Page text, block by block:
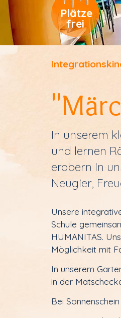
Plätze
frei
In unserem
und lernen
erobern in
Neugier,
Unsere
Schule
HUMANITAS.
Möglichkeit mit
In unserem
in der
Bei